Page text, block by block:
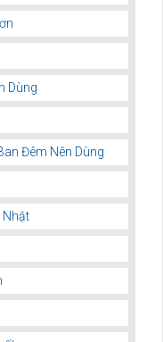
Dùng
Đêm Nên Dùng
Nhật